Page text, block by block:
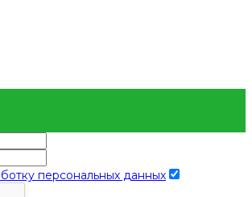
персональных данных